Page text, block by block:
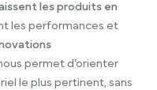
les produits en
les performances et
permet d’orienter
le plus pertinent, sans